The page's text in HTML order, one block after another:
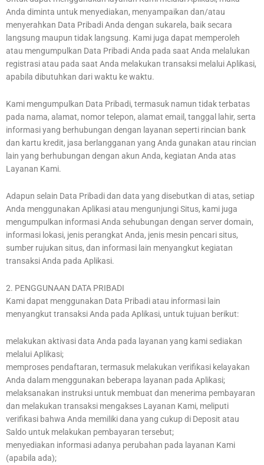
Anda diminta untuk menyediakan, menyampaikan dan/atau
menyerahkan Data Pribadi Anda dengan sukarela, baik secara
langsung maupun tidak langsung. Kami juga dapat memperoleh
atau mengumpulkan Data Pribadi Anda pada saat Anda melalukan
registrasi atau pada saat Anda melakukan transaksi melalui Aplikasi,
apabila dibutuhkan dari waktu ke waktu.
Kami mengumpulkan Data Pribadi, termasuk namun tidak terbatas
pada nama, alamat, nomor telepon, alamat email, tanggal lahir, serta
informasi yang berhubungan dengan layanan seperti rincian bank
dan kartu kredit, jasa berlangganan yang Anda gunakan atau rincian
lain yang berhubungan dengan akun Anda, kegiatan Anda atas
Layanan Kami.
Adapun selain Data Pribadi dan data yang disebutkan di atas, setiap
Anda menggunakan Aplikasi atau mengunjungi Situs, kami juga
mengumpulkan informasi Anda sehubungan dengan server domain,
informasi lokasi, jenis perangkat Anda, jenis mesin pencari situs,
sumber rujukan situs, dan informasi lain menyangkut kegiatan
transaksi Anda pada Aplikasi.
2. PENGGUNAAN DATA PRIBADI
Kami dapat menggunakan Data Pribadi atau informasi lain
menyangkut transaksi Anda pada Aplikasi, untuk tujuan berikut:
melakukan aktivasi data Anda pada layanan yang kami sediakan
melalui Aplikasi;
memproses pendaftaran, termasuk melakukan verifikasi kelayakan
Anda dalam menggunakan beberapa layanan pada Aplikasi;
melaksanakan instruksi untuk membuat dan menerima pembayaran
dan melakukan transaksi mengakses Layanan Kami, meliputi
verifikasi bahwa Anda memiliki dana yang cukup di Deposit atau
Saldo untuk melakukan pembayaran tersebut;
menyediakan informasi adanya perubahan pada layanan Kami
(apabila ada);